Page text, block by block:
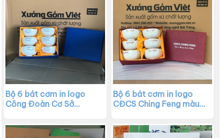
Bộ 6 bát cơm in logo
Công Đoàn Cơ Sở
màu trắng XG-BC06
Bộ 6 bát cơm in logo
CĐCS Ching Feng màu